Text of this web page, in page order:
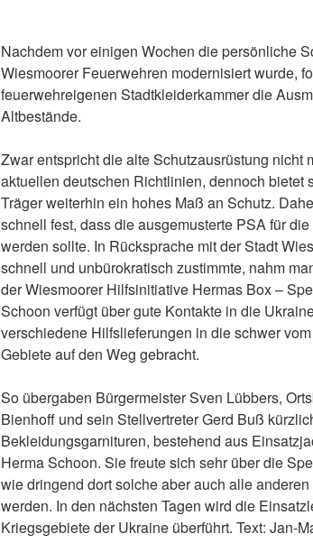
Nachdem vor einigen Wochen die persönliche
Wiesmoorer Feuerwehren modernisiert wurde,
feuerwehreigenen Stadtkleiderkammer die
Altbestände.
Zwar entspricht die alte Schutzausrüstung nicht
aktuellen deutschen Richtlinien, dennoch bietet
Träger weiterhin ein hohes Maß an Schutz.
schnell fest, dass die ausgemusterte PSA für
werden sollte. In Rücksprache mit der Stadt
schnell und unbürokratisch zustimmte, nahm
der Wiesmoorer Hilfsinitiative Hermas Box –
Schoon verfügt über gute Kontakte in die
verschiedene Hilfslieferungen in die schwer
Gebiete auf den Weg gebracht.
So übergaben Bürgermeister Sven Lübbers,
Bienhoff und sein Stellvertreter Gerd Buß
Bekleidungsgarnituren, bestehend aus
Herma Schoon. Sie freute sich sehr über die
wie dringend dort solche aber auch alle
werden. In den nächsten Tagen wird die
Kriegsgebiete der Ukraine überführt. Text: Jan-